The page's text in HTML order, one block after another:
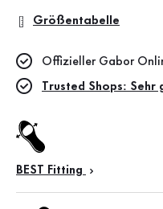
Größentabelle
Offizieller Gabor
Trusted Shops:
BEST Fitting